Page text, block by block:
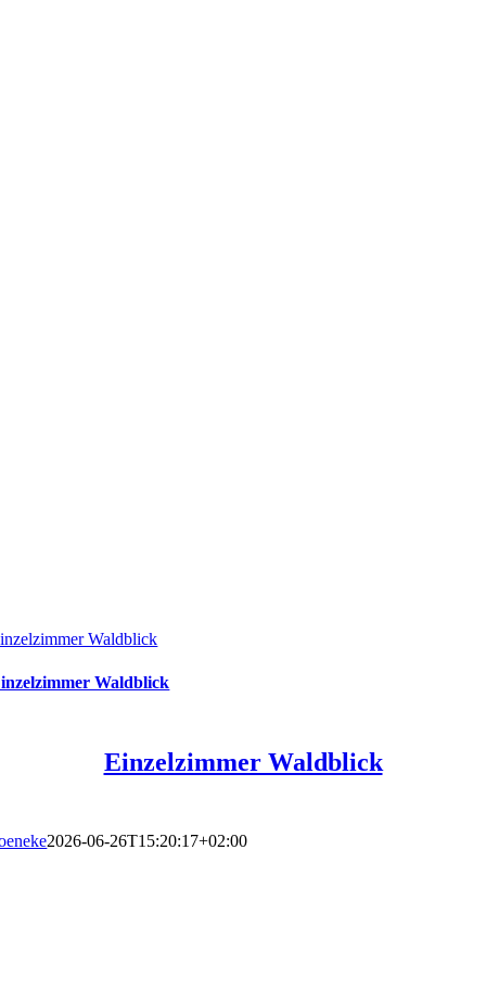
Waldblick
Waldblick
Einzelzimmer Waldblick
2026-06-26T15:20:17+02:00